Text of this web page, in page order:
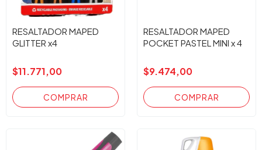
RESALTADOR MAPED
GLITTER x4
$11.771,00
RESALTADOR MAPED
POCKET PASTEL MINI x 4
$9.474,00